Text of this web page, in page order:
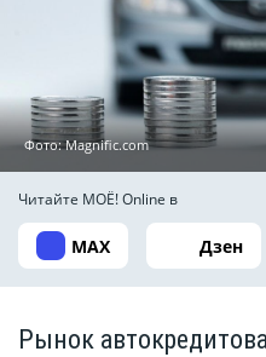
Фото: Мagnific.com
Читайте МОЁ! Online в
MAX Дзен
Рынок